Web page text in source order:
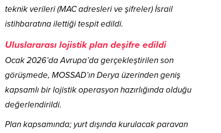
teknik verileri (MAC adresleri ve şifreler) İsrail
istihbaratına ilettiği tespit edildi.
Uluslararası lojistik plan deşifre edildi
Ocak 2026’da Avrupa’da gerçekleştirilen son
görüşmede, MOSSAD’ın Derya üzerinden geniş
kapsamlı bir lojistik operasyon hazırlığında olduğu
değerlendirildi.
Plan kapsamında; yurt dışında kurulacak paravan